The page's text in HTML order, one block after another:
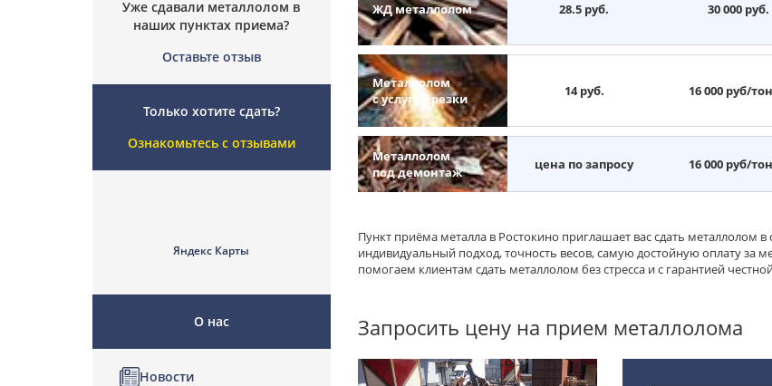
ЖД металлолом 28.5 руб. 30 000 руб.
Металлолом
с услугой резки
14 руб. 16 000 руб/
Металлолом
под демонтаж
цена по запросу 16 000 руб/
Пункт приёма металла в Ростокино приглашает вас сдать
индивидуальный подход, точность весов, самую достойную оплату
помогаем клиентам сдать металлолом без стресса и с гарантией
Запросить цену на прием металлолома
Уже сдавали металлолом в
наших пунктах приема?
Оставьте отзыв
Только хотите сдать?
Ознакомьтесь с отзывами
Яндекс Карты
О нас
Новости